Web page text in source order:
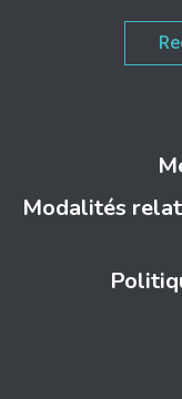
Modalités